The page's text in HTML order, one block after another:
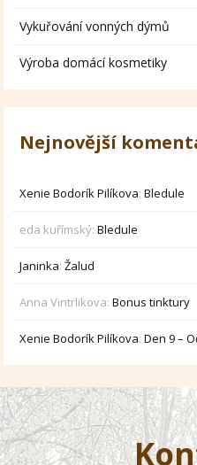
Vykuřování vonných dýmů
Výroba domácí kosmetiky
Nejnovější
Xenie Bodorík Pilíkova:Bledule
eda kuřímský:Bledule
Janinka:Žalud
Anna Vintrlikova:Bonus tinktury
Xenie Bodorík Pilíkova:Den 9 –